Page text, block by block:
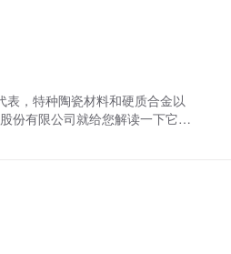
保的目的。而且新一代真空速
点就介绍到这了，希望能帮
，特种陶瓷材料和硬质合金以
份有限公司就给您解读一下它为
出问题歇几天，等待厂家派出
是这么任性。对于它为什么